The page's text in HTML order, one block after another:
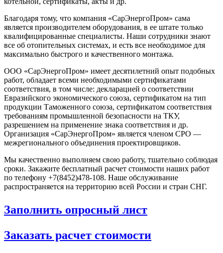
Благодаря тому, что компания «СарЭнергоПром» сама
является производителем оборудования, в ее штате только
квалифицированные специалисты. Наши сотрудники знают
все об отопительных системах, и есть все необходимое для
максимально быстрого и качественного монтажа.
ООО «СарЭнергоПром» имеет десятилетний опыт подобных
работ, обладает всеми необходимыми сертификатами
соответствия, в том числе: декларацией о соответствии
Евразийского экономического союза, сертификатом на тип
продукции Таможенного союза, сертификатом соответствия
требованиям промышленной безопасности на ТКУ,
разрешением на применение знака соответствия и др.
Организация «СарЭнергоПром» является членом СРО —
межрегионального объединения проектировщиков.
Мы качественно выполняем свою работу, тшательно соблюдая
сроки. Закажите бесплатный расчет стоимости наших работ
по телефону +7(8452)478-108. Наше обслуживание
распространяется на территорию всей России и стран СНГ.
Заполнить опросный лист
Заказать расчет стоимости